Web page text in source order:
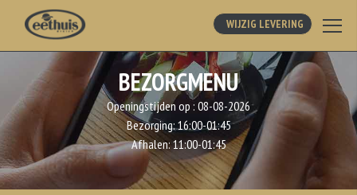
WIJZIG LEVERING
BEZORGMENU
Openingstijden op : 08-08-2026
Bezorging:16:00-01:45
Afhalen:11:00-01:45